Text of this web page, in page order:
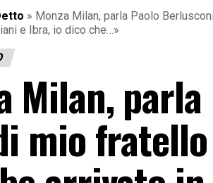
» Monza Milan, parla Paolo
e Ibra, io dico che…»
Milan,
mio